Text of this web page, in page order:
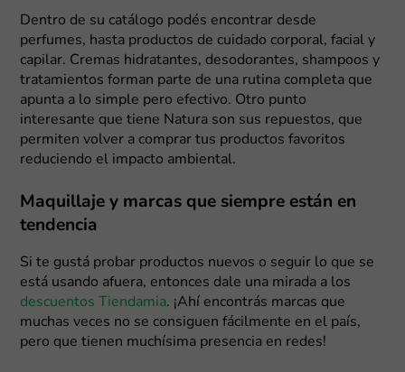
Dentro de su catálogo podés encontrar desde
perfumes, hasta productos de cuidado corporal, facial y
capilar. Cremas hidratantes, desodorantes, shampoos y
tratamientos forman parte de una rutina completa que
apunta a lo simple pero efectivo. Otro punto
interesante que tiene Natura son sus repuestos, que
permiten volver a comprar tus productos favoritos
reduciendo el impacto ambiental.
Maquillaje y marcas que siempre están en
tendencia
Si te gustá probar productos nuevos o seguir lo que se
está usando afuera, entonces dale una mirada a los
descuentos Tiendamia. ¡Ahí encontrás marcas que
muchas veces no se consiguen fácilmente en el país,
pero que tienen muchísima presencia en redes!